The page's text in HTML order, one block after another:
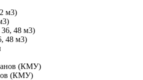
48 м3)
(КМУ)